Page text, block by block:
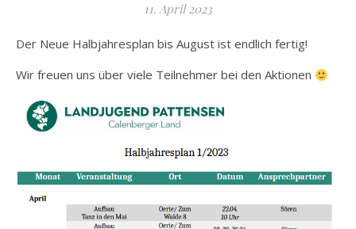
11. April 2023
Der Neue Halbjahresplan bis August ist endlich fertig!
Wir freuen uns über viele Teilnehmer bei den Aktionen